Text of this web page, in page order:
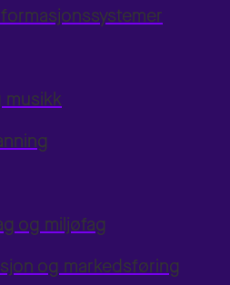
musikk
og miljøfag
og markedsføring